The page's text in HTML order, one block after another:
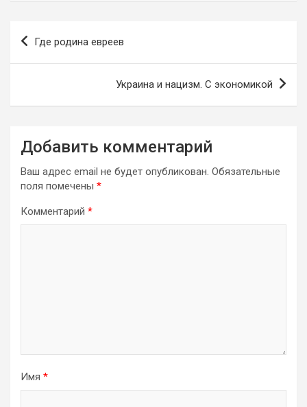
Навигация
Где родина евреев
Украина и нацизм. С экономикой
Добавить комментарий
Ваш адрес email не будет опубликован. Обязательные
поля помечены *
Комментарий *
Имя *